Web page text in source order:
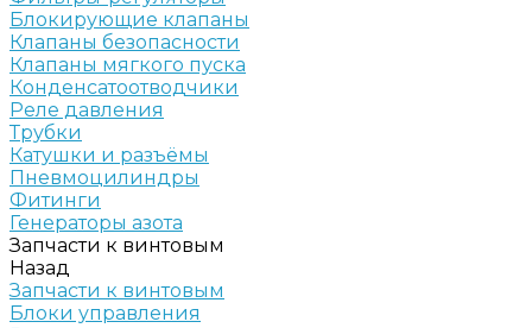
Блокирующие клапаны
Клапаны безопасности
Клапаны мягкого пуска
Конденсатоотводчики
Реле давления
Трубки
Катушки и разъёмы
Пневмоцилиндры
Фитинги
Генераторы азота
Запчасти к винтовым
Назад
Запчасти к винтовым
Блоки управления